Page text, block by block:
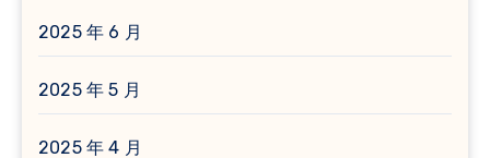
2025 年 6 月
2025 年 5 月
2025 年 4 月